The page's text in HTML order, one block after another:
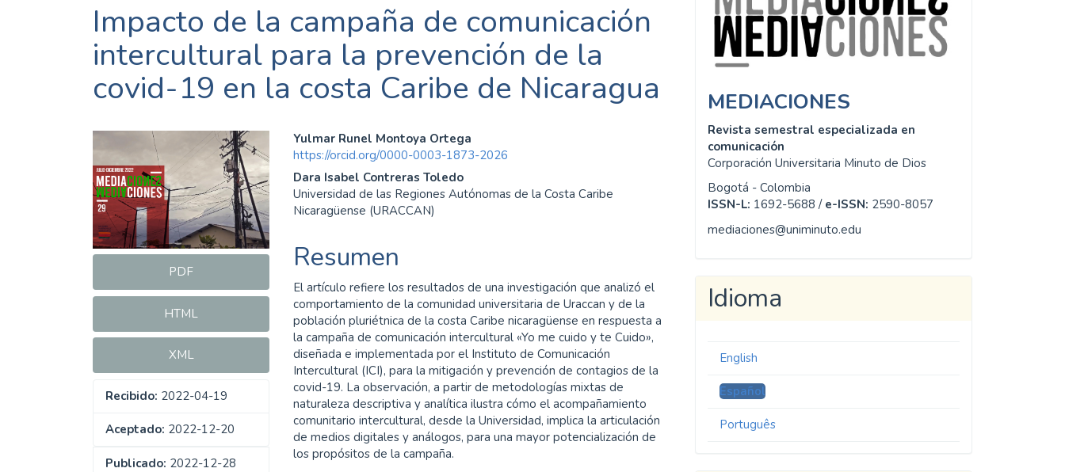
Impacto de la campaña de comunicación
intercultural para la prevención de la
covid-19 en la costa Caribe de Nicaragua
Barra
lateral
del
artículo
PDF
HTML
XML
Recibido: 2022-04-19
Aceptado: 2022-12-20
Publicado: 2022-12-28
Contenido
principal
del
artículo
Yulmar Runel Montoya Ortega
https://orcid.org/0000-0003-1873-2026
Dara Isabel Contreras Toledo
Universidad de las Regiones Autónomas de la Costa Caribe
Nicaragüense (URACCAN)
Resumen
El artículo refiere los resultados de una investigación que analizó el
comportamiento de la comunidad universitaria de Uraccan y de la
población pluriétnica de la costa Caribe nicaragüense en respuesta a
la campaña de comunicación intercultural «Yo me cuido y te Cuido»,
diseñada e implementada por el Instituto de Comunicación
Intercultural (ICI), para la mitigación y prevención de contagios de la
covid-19. La observación, a partir de metodologías mixtas de
naturaleza descriptiva y analítica ilustra cómo el acompañamiento
comunitario intercultural, desde la Universidad, implica la articulación
de medios digitales y análogos, para una mayor potencialización de
los propósitos de la campaña.
MEDIACIONES
Revista semestral especializada en
comunicación
Corporación Universitaria Minuto de Dios
Bogotá - Colombia
ISSN-L: 1692-5688 / e-ISSN: 2590-8057
mediaciones@uniminuto.edu
Idioma
English
Español
Português